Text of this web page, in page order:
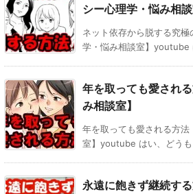
シー心理学・悩み相談
ネット依存から脱する究
学・悩み相談室】youtube
年を取っても愛され
み相談室】
年を取っても愛される方法
室】youtube はい、どう
永遠に飽きず継続す